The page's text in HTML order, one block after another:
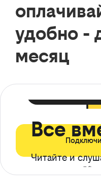
удобно -
месяц
Все
Читайте и
ограничений*